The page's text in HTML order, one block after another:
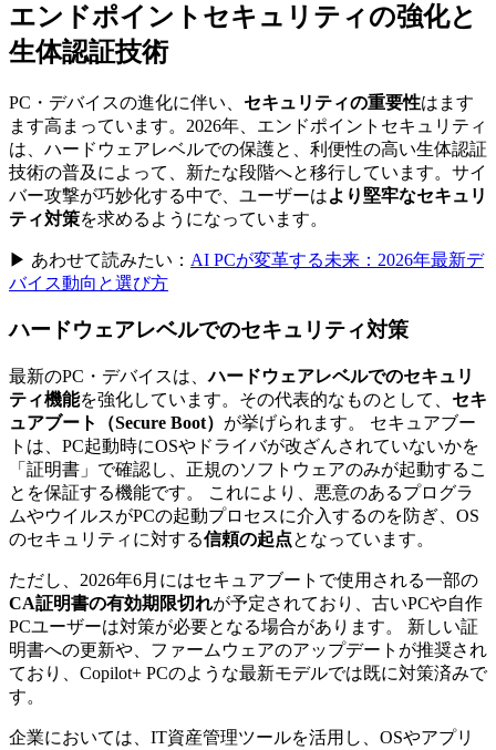
エンドポイントセキュリティの強化と
生体認証技術
PC・デバイスの進化に伴い、 セキュリティの重要性はます
ます高まっています。2026年、エンドポイントセキュリティ
は、ハードウェアレベルでの保護と、利便性の高い生体認証
技術の普及によって、新たな段階へと移行しています。サイ
バー攻撃が巧妙化する中で、ユーザーはより堅牢なセキュリ
ティ対策を求めるようになっています。
▶ あわせて読みたい： AI PCが変革する未来：2026年最新デ
バイス動向と選び方
ハードウェアレベルでのセキュリティ対策
最新のPC・デバイスは、ハードウェアレベルでのセキュリ
ティ機能を強化しています。その代表的なものとして、 セキ
ュアブート（Secure Boot） が挙げられます。 セキュアブー
トは、PC起動時にOSやドライバが改ざんされていないかを
「証明書」で確認し、正規のソフトウェアのみが起動するこ
とを保証する機能です。 これにより、悪意のあるプログラ
ムやウイルスがPCの起動プロセスに介入するのを防ぎ、OS
のセキュリティに対する信頼の起点となっています。
ただし、2026年6月にはセキュアブートで使用される一部の
CA証明書の有効期限切れが予定されており、古いPCや自作
PCユーザーは対策が必要となる場合があります。 新しい証
明書への更新や、ファームウェアのアップデートが推奨され
ており、Copilot+ PCのような最新モデルでは既に対策済みで
す。
企業においては、IT資産管理ツールを活用し、OSやアプリ